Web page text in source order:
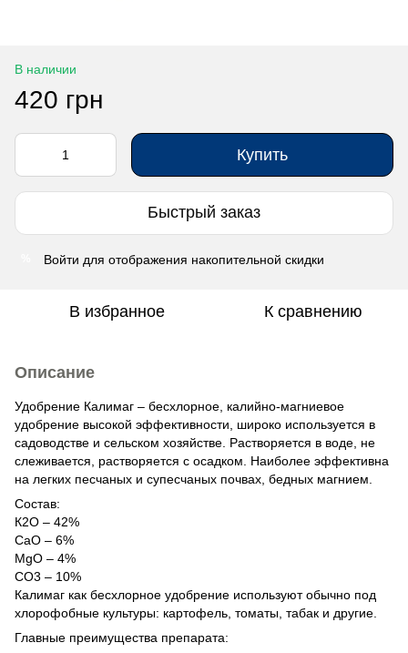
В наличии
420 грн
Купить
Быстрый заказ
Войти для отображения накопительной скидки
В избранное К сравнению
Описание
Удобрение Калимаг – бесхлорное, калийно-магниевое
удобрение высокой эффективности, широко используется в
садоводстве и сельском хозяйстве. Растворяется в воде, не
слеживается, растворяется с осадком. Наиболее эффективна
на легких песчаных и супесчаных почвах, бедных магнием.
Состав:
К2О – 42%
СаО – 6%
МgO – 4%
CO3 – 10%
Калимаг как бесхлорное удобрение используют обычно под
хлорофобные культуры: картофель, томаты, табак и другие.
Главные преимущества препарата: